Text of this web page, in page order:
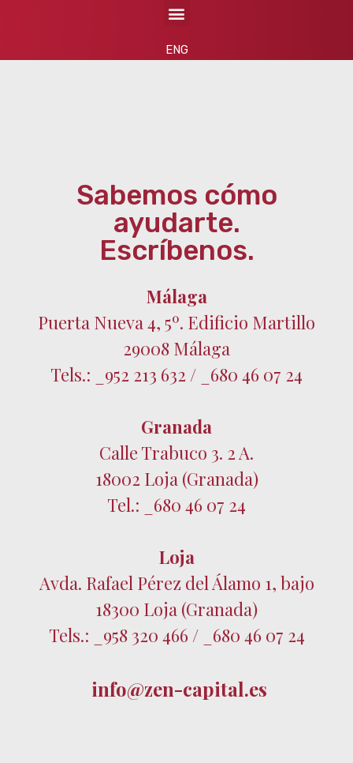
ENG
Sabemos cómo
ayudarte.
Escríbenos.
Málaga
Puerta Nueva 4, 5º. Edificio Martillo
29008 Málaga
Tels.: _952 213 632 / _680 46 07 24
Granada
Calle Trabuco 3. 2 A.
18002 Loja (Granada)
Tel.: _680 46 07 24
Loja
Avda. Rafael Pérez del Álamo 1, bajo
18300 Loja (Granada)
Tels.: _958 320 466 / _680 46 07 24
info@zen-capital.es